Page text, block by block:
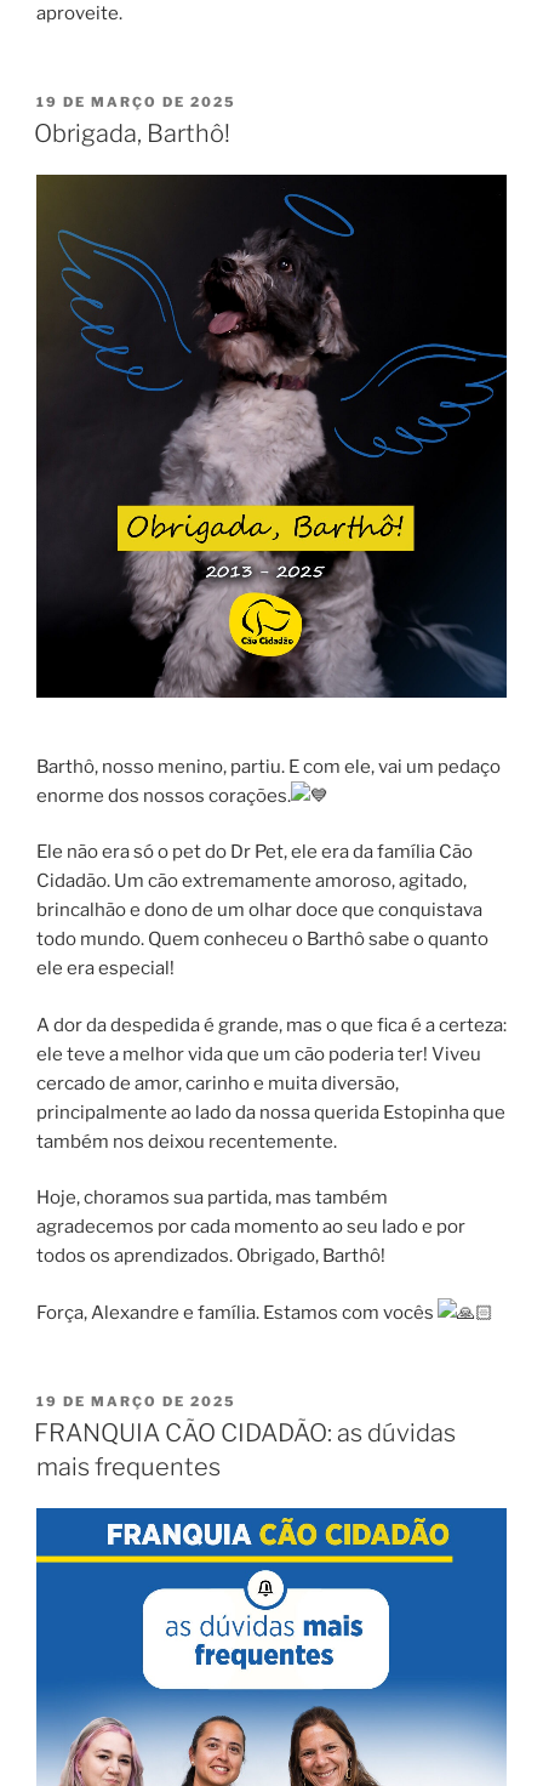
aproveite.
19 DE MARÇO DE 2025
Obrigada, Barthô!
Barthô, nosso menino, partiu. E com ele, vai um pedaço
enorme dos nossos corações.
Ele não era só o pet do Dr Pet, ele era da família Cão
Cidadão. Um cão extremamente amoroso, agitado,
brincalhão e dono de um olhar doce que conquistava
todo mundo. Quem conheceu o Barthô sabe o quanto
ele era especial!
A dor da despedida é grande, mas o que fica é a certeza:
ele teve a melhor vida que um cão poderia ter! Viveu
cercado de amor, carinho e muita diversão,
principalmente ao lado da nossa querida Estopinha que
também nos deixou recentemente.
Hoje, choramos sua partida, mas também
agradecemos por cada momento ao seu lado e por
todos os aprendizados. Obrigado, Barthô!
Força, Alexandre e família. Estamos com vocês
19 DE MARÇO DE 2025
FRANQUIA CÃO CIDADÃO: as dúvidas
mais frequentes